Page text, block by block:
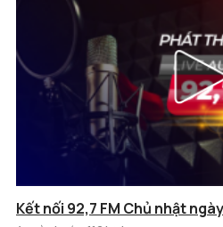
Kết nối 92,7 FM Chủ nhật